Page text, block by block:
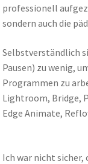
professionell
sondern auch die
Selbstverständlich
Pausen) zu wenig,
Programmen zu
Lightroom, Bridge,
Edge Animate,
Ich war nicht